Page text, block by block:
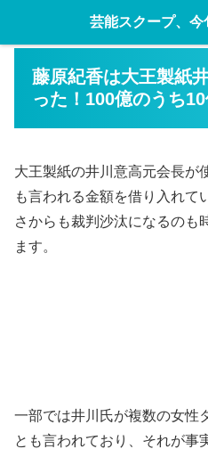
藤原紀香は大王製紙
った！100億のうち
大王製紙の井川意高元会長が
も言われる金額を借り入れて
さからも裁判沙汰になるのも
ます。
一部では井川氏が複数の女性
とも言われており、それが事
芸能スクープ、今